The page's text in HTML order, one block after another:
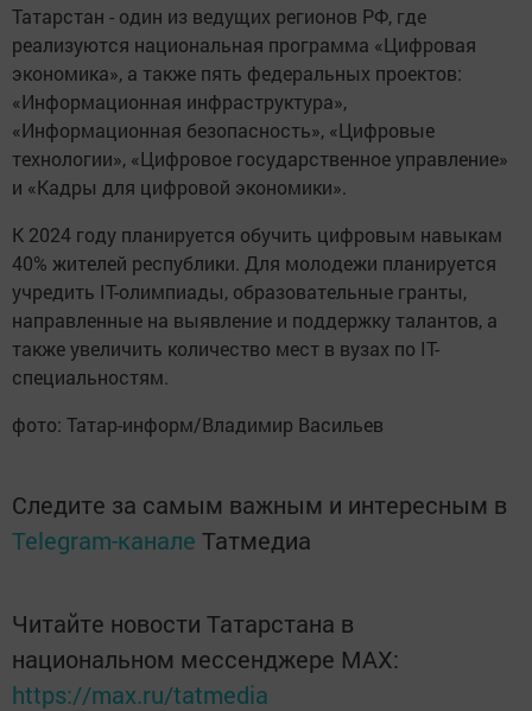
Татарстан - один из ведущих регионов РФ, где
реализуются национальная программа «Цифровая
экономика», а также пять федеральных проектов:
«Информационная инфраструктура»,
«Информационная безопасность», «Цифровые
технологии», «Цифровое государственное управление»
и «Кадры для цифровой экономики».
К 2024 году планируется обучить цифровым навыкам
40% жителей республики. Для молодежи планируется
учредить IT-олимпиады, образовательные гранты,
направленные на выявление и поддержку талантов, а
также увеличить количество мест в вузах по IT-
специальностям.
фото: Татар-информ/Владимир Васильев
Следите за самым важным и интересным в
Telegram-канале Татмедиа
Читайте новости Татарстана в
национальном мессенджере MАХ:
https://max.ru/tatmedia